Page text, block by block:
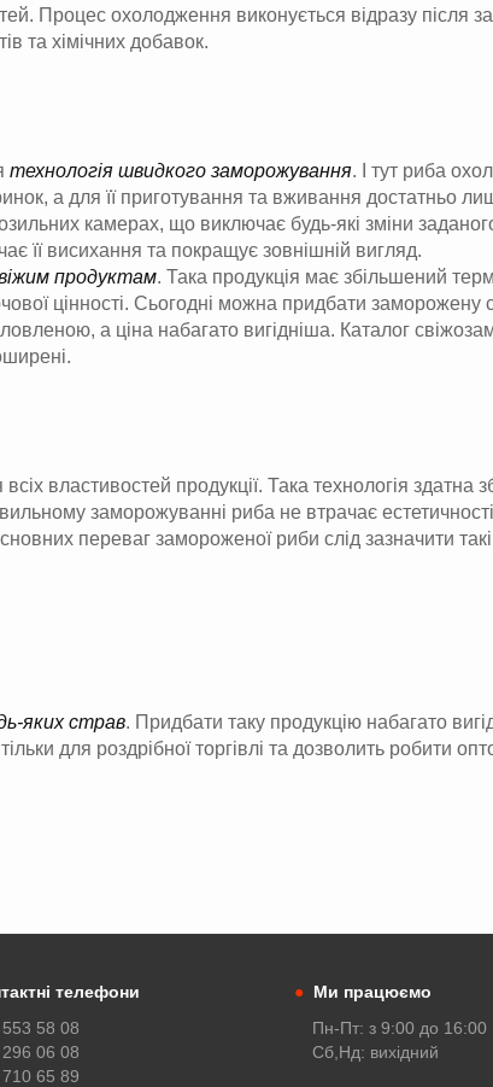
Процес охолодження виконується відразу
та хімічних добавок.
технологія швидкого заморожування. І тут риба
а для її приготування та вживання достатньо
камерах, що виключає будь-які зміни
її висихання та покращує зовнішній вигляд.
продуктам. Така продукція має збільшений
цінності. Сьогодні можна придбати заморожену
а ціна набагато вигідніша. Каталог
властивостей продукції. Така технологія здатна
заморожуванні риба не втрачає
переваг замороженої риби слід зазначити
яких страв. Придбати таку продукцію набагато
для роздрібної торгівлі та дозволить робити
телефони
58 08
06 08
65 89
● Ми працюємо
Пн-Пт: з 9:00 до 16:00
Сб,Нд: вихідний